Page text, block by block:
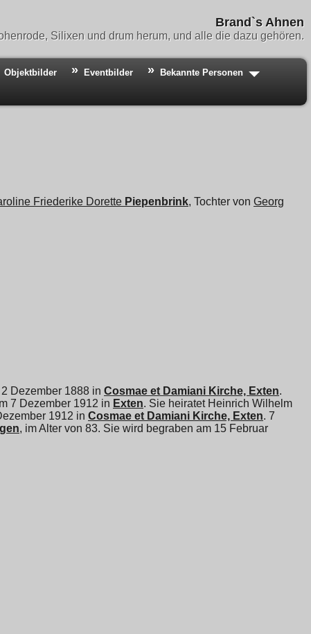
Brand`s Ahnen
Silixen und drum herum, und alle die dazu gehören.
Objektbilder Eventbilder
Bekannte Personen
Friederike Dorette Piepenbrink, Tochter von Georg
Dezember 1888 in Cosmae et Damiani Kirche, Exten.
7 Dezember 1912 in Exten. Sie heiratet Heinrich Wilhelm
1912 in Cosmae et Damiani Kirche, Exten. 7
, im Alter von 83. Sie wird begraben am 15 Februar